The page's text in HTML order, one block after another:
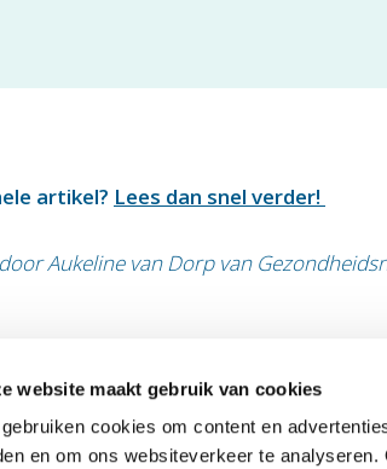
website maakt gebruik van cookies
cookies om content en
en om ons websiteverkeer te
artikel? Lees dan snel verder!
Aukeline van Dorp van
Bezoekersadres